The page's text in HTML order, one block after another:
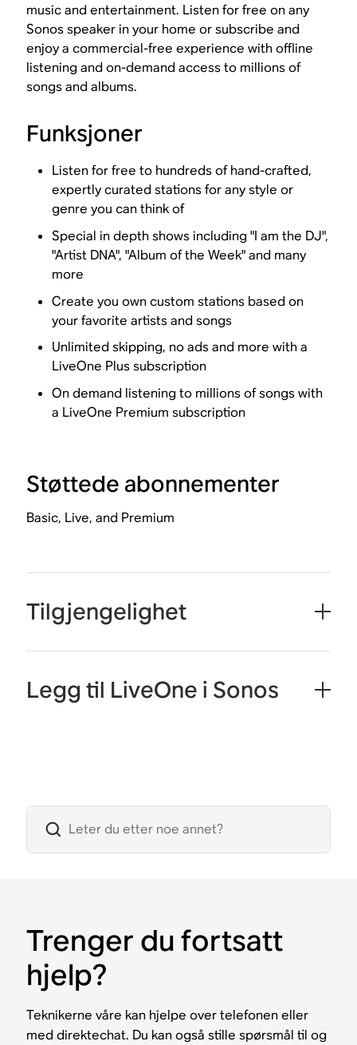
music and entertainment. Listen for free on any
Sonos speaker in your home or subscribe and
enjoy a commercial-free experience with offline
listening and on-demand access to millions of
songs and albums.
Funksjoner
Listen for free to hundreds of hand-crafted,
expertly curated stations for any style or
genre you can think of
Special in depth shows including "I am the DJ",
"Artist DNA", "Album of the Week" and many
more
Create you own custom stations based on
your favorite artists and songs
Unlimited skipping, no ads and more with a
LiveOne Plus subscription
On demand listening to millions of songs with
a LiveOne Premium subscription
Støttede abonnementer
Basic, Live, and Premium
Tilgjengelighet
Legg til LiveOne i Sonos
Trenger du fortsatt
hjelp?
Teknikerne våre kan hjelpe over telefonen eller
med direktechat. Du kan også stille spørsmål til og